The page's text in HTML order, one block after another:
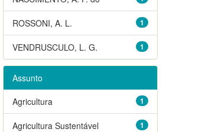
1
ROSSONI, A. L.
1
VENDRUSCULO, L. G.
Assunto
1
Agricultura
1
Agricultura Sustentável